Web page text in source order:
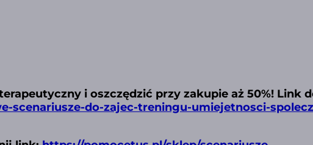
i oszczędzić przy zakupie aż 50%! Link
scenariusze-do-zajec-treningu-umiejetnosci-